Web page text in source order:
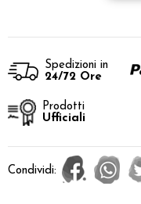
Spedizioni in
24/72 Ore
Prodotti
Ufficiali
Condividi: